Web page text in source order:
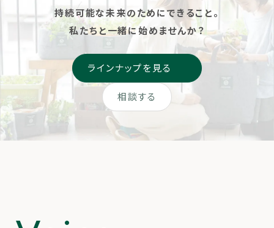
持続可能な未来のためにできること。
私たちと一緒に始めませんか？
相談する
ラインナップを見る